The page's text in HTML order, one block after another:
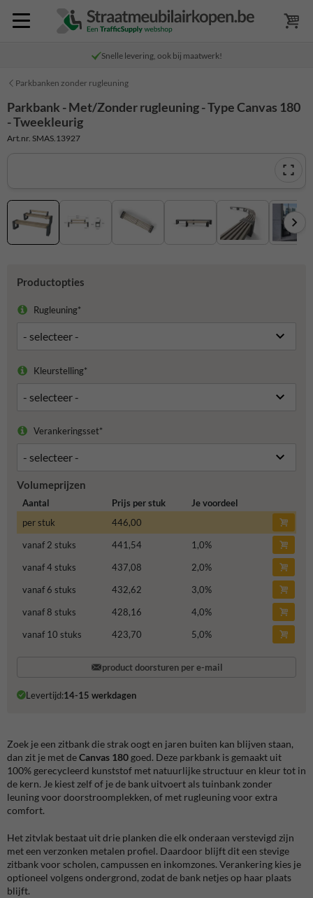
Snelle levering, ook bij maatwerk!
Parkbanken zonder rugleuning
Parkbank - Met/Zonder rugleuning - Type Canvas 180
- Tweekleurig
Art.nr. SMAS.13927
Productopties
Rugleuning*
Kleurstelling*
Verankeringsset*
Volumeprijzen
Aantal Prijs per stuk
Je voordeel
per stuk
446,00
vanaf 2 stuks
441,54 1,0%
vanaf 4 stuks
437,08 2,0%
vanaf 6 stuks
432,62 3,0%
vanaf 8 stuks
428,16 4,0%
vanaf 10 stuks
423,70 5,0%
product doorsturen per e-mail
Levertijd:14-15 werkdagen
Zoek je een zitbank die strak oogt en jaren buiten kan blijven staan,
dan zit je met deCanvas 180goed. Deze parkbank is gemaakt uit
100% gerecycleerd kunststof met natuurlijke structuur en kleur tot in
de kern. Je kiest zelf of je de bank uitvoert als tuinbank zonder
leuning voor doorstroomplekken, of met rugleuning voor extra
comfort.
Het zitvlak bestaat uit drie planken die elk onderaan verstevigd zijn
met een verzonken metalen profiel. Daardoor blijft dit een stevige
zitbank voor scholen, campussen en inkomzones. Verankering kies je
optioneel volgens ondergrond, zodat de bank netjes op haar plaats
blijft.